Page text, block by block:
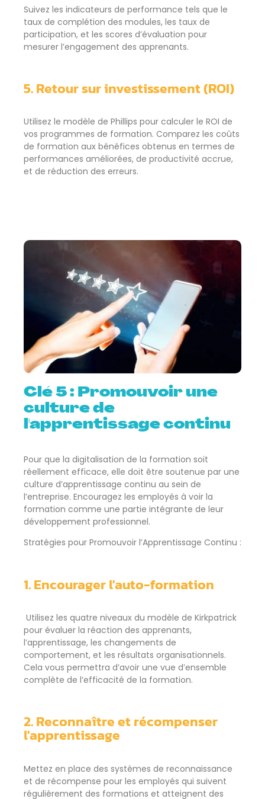
Suivez les indicateurs de performance tels que le
taux de complétion des modules, les taux de
participation, et les scores d’évaluation pour
mesurer l’engagement des apprenants.
5. Retour sur investissement (ROI)
Utilisez le modèle de Phillips pour calculer le ROI de
vos programmes de formation. Comparez les coûts
de formation aux bénéfices obtenus en termes de
performances améliorées, de productivité accrue,
et de réduction des erreurs.
Clé 5 : Promouvoir une
culture de
l'apprentissage continu
Pour que la digitalisation de la formation soit
réellement efficace, elle doit être soutenue par une
culture d’apprentissage continu au sein de
l’entreprise. Encouragez les employés à voir la
formation comme une partie intégrante de leur
développement professionnel.
Stratégies pour Promouvoir l’Apprentissage Continu :
1. Encourager l'auto-formation
Utilisez les quatre niveaux du modèle de Kirkpatrick
pour évaluer la réaction des apprenants,
l’apprentissage, les changements de
comportement, et les résultats organisationnels.
Cela vous permettra d’avoir une vue d’ensemble
complète de l’efficacité de la formation.
2. Reconnaître et récompenser
l'apprentissage
Mettez en place des systèmes de reconnaissance
et de récompense pour les employés qui suivent
régulièrement des formations et atteignent des